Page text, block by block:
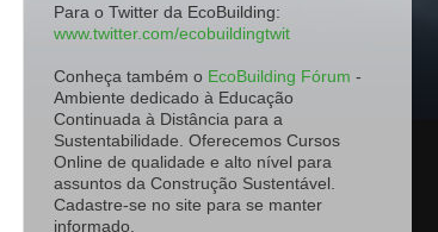
Para o Twitter da EcoBuilding:
www.twitter.com/ecobuildingtwit
Conheça também o EcoBuilding Fórum -
Ambiente dedicado à Educação
Continuada à Distância para a
Sustentabilidade. Oferecemos Cursos
Online de qualidade e alto nível para
assuntos da Construção Sustentável.
Cadastre-se no site para se manter
informado.